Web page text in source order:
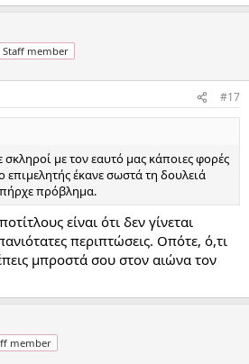
Staff member
#17
με τον εαυτό μας κάποιες φορές
επιμελητής έκανε σωστά τη δουλειά
πρόβλημα.
είναι ότι δεν γίνεται
περιπτώσεις. Οπότε, ό,τι
μπροστά σου στον αιώνα τον
member